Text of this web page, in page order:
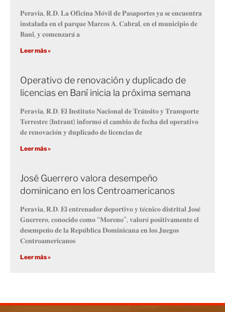
𝐏𝐞𝐫𝐚𝐯𝐢𝐚, 𝐑.𝐃. 𝐋𝐚 𝐎𝐟𝐢𝐜𝐢𝐧𝐚 𝐌𝐨́𝐯𝐢𝐥 𝐝𝐞 𝐏𝐚𝐬𝐚𝐩𝐨𝐫𝐭𝐞𝐬 𝐲𝐚 𝐬𝐞 𝐞𝐧𝐜𝐮𝐞𝐧𝐭𝐫𝐚
𝐢𝐧𝐬𝐭𝐚𝐥𝐚𝐝𝐚 𝐞𝐧 𝐞𝐥 𝐩𝐚𝐫𝐪𝐮𝐞 𝐌𝐚𝐫𝐜𝐨𝐬 𝐀. 𝐂𝐚𝐛𝐫𝐚𝐥, 𝐞𝐧 𝐞𝐥 𝐦𝐮𝐧𝐢𝐜𝐢𝐩𝐢𝐨 𝐝𝐞
𝐁𝐚𝐧𝐢́, 𝐲 𝐜𝐨𝐦𝐞𝐧𝐳𝐚𝐫𝐚́ 𝐚
Leer más »
Operativo de renovación y duplicado de
licencias en Baní inicia la próxima semana
𝐏𝐞𝐫𝐚𝐯𝐢𝐚, 𝐑.𝐃. 𝐄𝐥 𝐈𝐧𝐬𝐭𝐢𝐭𝐮𝐭𝐨 𝐍𝐚𝐜𝐢𝐨𝐧𝐚𝐥 𝐝𝐞 𝐓𝐫𝐚́𝐧𝐬𝐢𝐭𝐨 𝐲 𝐓𝐫𝐚𝐧𝐬𝐩𝐨𝐫𝐭𝐞
𝐓𝐞𝐫𝐫𝐞𝐬𝐭𝐫𝐞 (𝐈𝐧𝐭𝐫𝐚𝐧𝐭) 𝐢𝐧𝐟𝐨𝐫𝐦𝐨́ 𝐞𝐥 𝐜𝐚𝐦𝐛𝐢𝐨 𝐝𝐞 𝐟𝐞𝐜𝐡𝐚 𝐝𝐞𝐥 𝐨𝐩𝐞𝐫𝐚𝐭𝐢𝐯𝐨
𝐝𝐞 𝐫𝐞𝐧𝐨𝐯𝐚𝐜𝐢𝐨́𝐧 𝐲 𝐝𝐮𝐩𝐥𝐢𝐜𝐚𝐝𝐨 𝐝𝐞 𝐥𝐢𝐜𝐞𝐧𝐜𝐢𝐚𝐬 𝐝𝐞
Leer más »
José Guerrero valora desempeño
dominicano en los Centroamericanos
𝐏𝐞𝐫𝐚𝐯𝐢𝐚, 𝐑.𝐃. 𝐄𝐥 𝐞𝐧𝐭𝐫𝐞𝐧𝐚𝐝𝐨𝐫 𝐝𝐞𝐩𝐨𝐫𝐭𝐢𝐯𝐨 𝐲 𝐭𝐞́𝐜𝐧𝐢𝐜𝐨 𝐝𝐢𝐬𝐭𝐫𝐢𝐭𝐚𝐥 𝐉𝐨𝐬𝐞́
𝐆𝐮𝐞𝐫𝐫𝐞𝐫𝐨, 𝐜𝐨𝐧𝐨𝐜𝐢𝐝𝐨 𝐜𝐨𝐦𝐨 “𝐌𝐨𝐫𝐞𝐧𝐨”, 𝐯𝐚𝐥𝐨𝐫𝐨́ 𝐩𝐨𝐬𝐢𝐭𝐢𝐯𝐚𝐦𝐞𝐧𝐭𝐞 𝐞𝐥
𝐝𝐞𝐬𝐞𝐦𝐩𝐞𝐧̃𝐨 𝐝𝐞 𝐥𝐚 𝐑𝐞𝐩𝐮́𝐛𝐥𝐢𝐜𝐚 𝐃𝐨𝐦𝐢𝐧𝐢𝐜𝐚𝐧𝐚 𝐞𝐧 𝐥𝐨𝐬 𝐉𝐮𝐞𝐠𝐨𝐬
𝐂𝐞𝐧𝐭𝐫𝐨𝐚𝐦𝐞𝐫𝐢𝐜𝐚𝐧𝐨𝐬
Leer más »